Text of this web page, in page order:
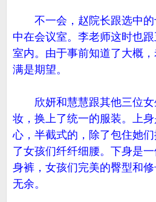
不一会，赵院长跟选中的
中在会议室。李老师这时也
室内。由于事前知道了大概
满是期望。
欣妍和慧慧跟其他三位女
妆，换上了统一的服装。上
心，半截式的，除了包住她
了女孩们纤纤细腰。下身是
身裤，女孩们完美的臀型和
无余。